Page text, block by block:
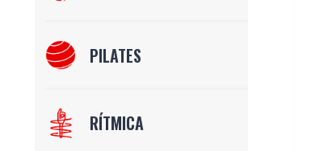
PILATES
RÍTMICA